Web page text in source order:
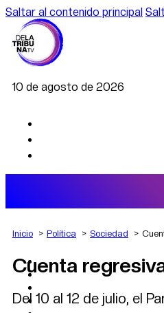
Saltar al contenido principal
10 de agosto de 2026
AGRO
DEPORTES
POLÍTICA
Inicio Política Sociedad
Cuenta
Del 10 al 12 de julio, el